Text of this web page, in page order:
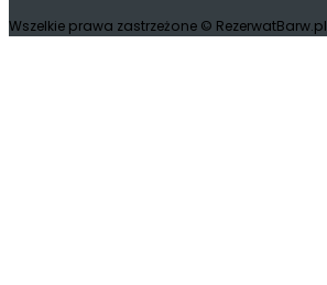
Wszelkie prawa zastrzeżone © RezerwatBarw.pl